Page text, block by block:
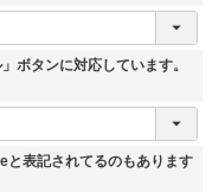
ボタンに対応しています。
表記されてるのもあります